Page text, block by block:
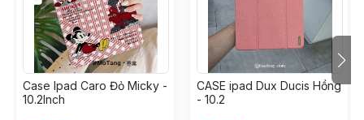
Đặt hàng:
Qua : Hotline: 0935730908
Đặt hàng online trên website Casetosy Việt Nam
Qua email: casetosy@gmail.com
Giao nhận:
Case Ipad Caro Đỏ Micky -
10.2Inch
CASE ipad Dux Ducis Hồng
- 10.2